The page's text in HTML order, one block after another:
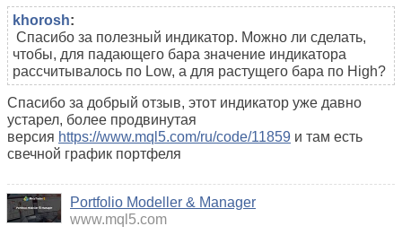
khorosh:
Спасибо за полезный индикатор. Можно ли сделать,
чтобы, для падающего бара значение индикатора
рассчитывалось по Low, а для растущего бара по High?
Спасибо за добрый отзыв, этот индикатор уже давно
устарел, более продвинутая
версия https://www.mql5.com/ru/code/11859 и там есть
свечной график портфеля
Portfolio Modeller & Manager
www.mql5.com